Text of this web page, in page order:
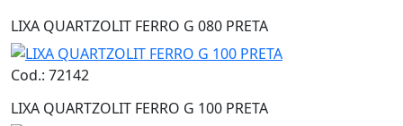
LIXA QUARTZOLIT FERRO G 080 PRETA
Cod.: 72142
LIXA QUARTZOLIT FERRO G 100 PRETA